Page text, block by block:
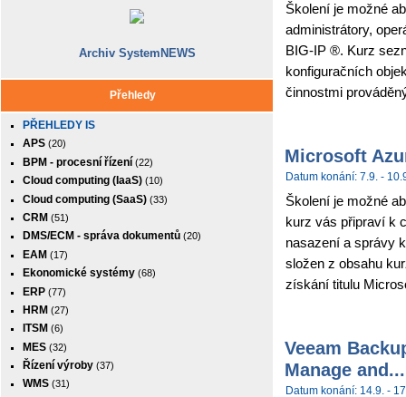
Archiv SystemNEWS
Přehledy
PŘEHLEDY IS
APS (20)
BPM - procesní řízení (22)
Cloud computing (IaaS) (10)
Cloud computing (SaaS) (33)
CRM (51)
DMS/ECM - správa dokumentů (20)
EAM (17)
Ekonomické systémy (68)
ERP (77)
HRM (27)
ITSM (6)
MES (32)
Řízení výroby (37)
WMS (31)
Školení je možné
administrátory,
BIG-IP ®. Kurz
konfiguračních
činnostmi
Microsoft
Datum konání: 7.9. -
Školení je možné
kurz vás připraví k
nasazení a správy
složen z obsahu
získání titulu
Veeam
Manage and...
Datum konání: 14.9. -